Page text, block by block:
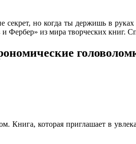
но когда ты держишь в
Фербер» из мира творческих книг.
Книга, которая приглашает в